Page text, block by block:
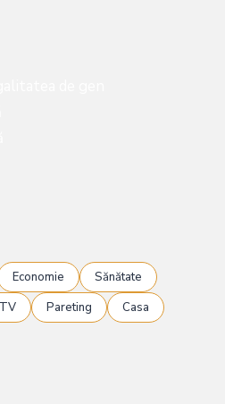
Economie
Sănătate
Pareting
Casa